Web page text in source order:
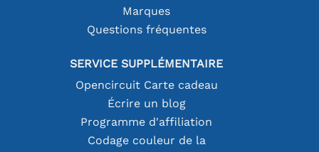
Marques
Questions fréquentes
SERVICE SUPPLÉMENTAIRE
Opencircuit Carte cadeau
Écrire un blog
Programme d'affiliation
Codage couleur de la